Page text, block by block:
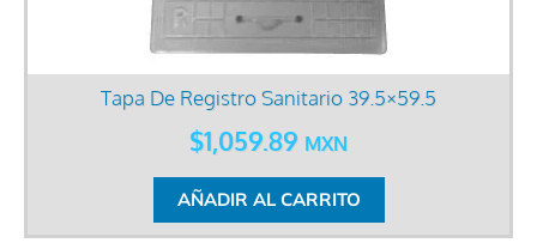
Tapa De Registro Sanitario 39.5×59.5
$1,059.89 MXN
AÑADIR AL CARRITO